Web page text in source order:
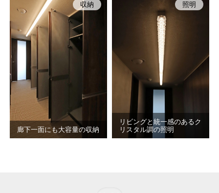
廊下一面にも大容量の収納
収納
リビングと統一感のあるク
リスタル調の照明
照明